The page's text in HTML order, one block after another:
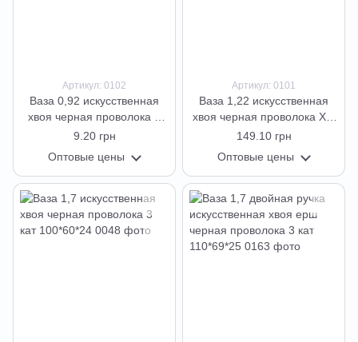
Артикул: 0102
Ваза 0,92 искусственная
хвоя черная проволока 3
кат 63*40*25 см
9.20 грн
Оптовые цены
Артикул: 0101
Ваза 1,22 искусственная
хвоя черная проволока ХМ
3 кат 88*51*23
149.10 грн
Оптовые цены